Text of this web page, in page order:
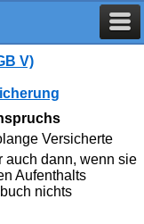
V)
Versicherte
auch dann, wenn sie
Aufenthalts
nichts